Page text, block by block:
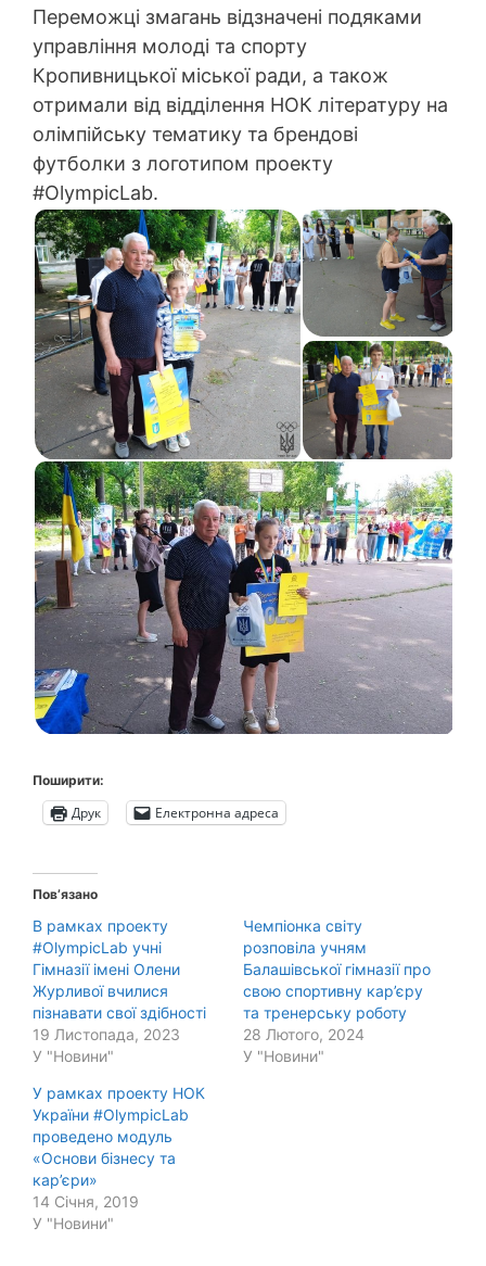
Переможці змагань відзначені подяками
управління молоді та спорту
Кропивницької міської ради, а також
отримали від відділення НОК літературу на
олімпійську тематику та брендові
футболки з логотипом проекту
#OlympicLab.
Поширити:
Друк Електронна адреса
Пов’язано
В рамках проекту
#OlympicLab учні
Гімназії імені Олени
Журливої вчилися
пізнавати свої здібності
19 Листопада, 2023
У "Новини"
Чемпіонка світу
розповіла учням
Балашівської гімназії про
свою спортивну кар’єру
та тренерську роботу
28 Лютого, 2024
У "Новини"
У рамках проекту НОК
України #OlympicLab
проведено модуль
«Основи бізнесу та
кар’єри»
14 Січня, 2019
У "Новини"